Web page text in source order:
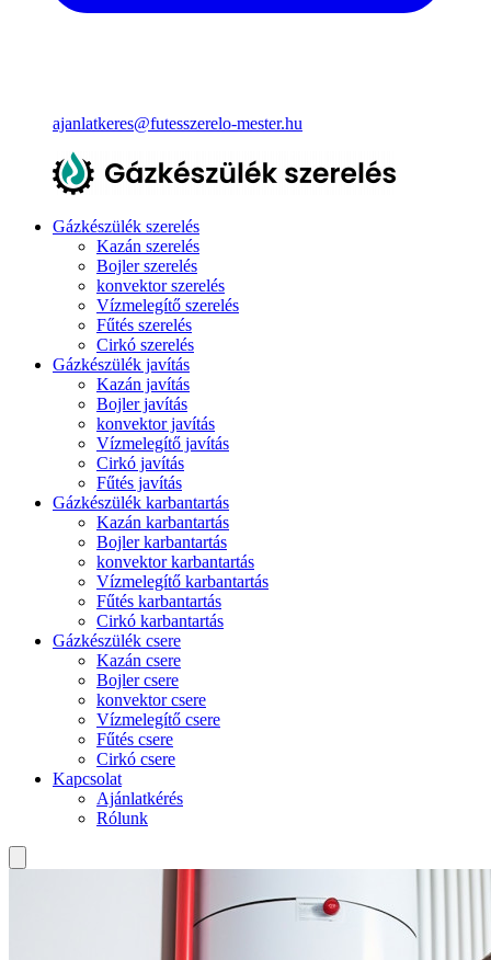
ajanlatkeres@futesszerelo-mester.hu
Gázkészülék szerelés
Kazán szerelés
Bojler szerelés
konvektor szerelés
Vízmelegítő szerelés
Fűtés szerelés
Cirkó szerelés
Gázkészülék javítás
Kazán javítás
Bojler javítás
konvektor javítás
Vízmelegítő javítás
Cirkó javítás
Fűtés javítás
Gázkészülék karbantartás
Kazán karbantartás
Bojler karbantartás
konvektor karbantartás
Vízmelegítő karbantartás
Fűtés karbantartás
Cirkó karbantartás
Gázkészülék csere
Kazán csere
Bojler csere
konvektor csere
Vízmelegítő csere
Fűtés csere
Cirkó csere
Kapcsolat
Ajánlatkérés
Rólunk